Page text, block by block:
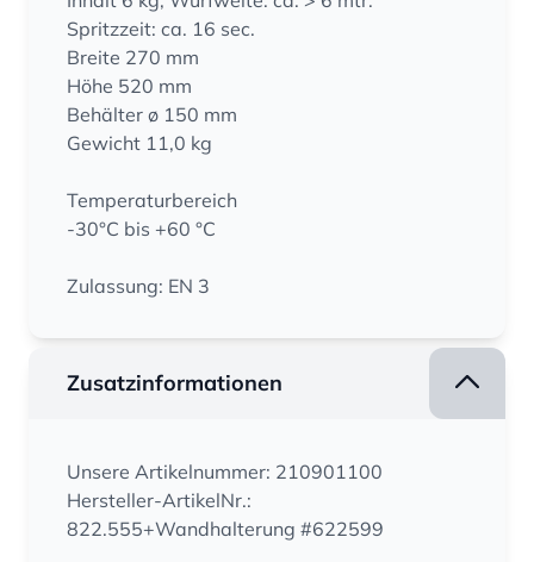
Spritzzeit: ca. 16 sec.
Breite 270 mm
Höhe 520 mm
Behälter ø 150 mm
Gewicht 11,0 kg
Temperaturbereich
-30°C bis +60 °C
Zulassung: EN 3
Zusatzinformationen
Unsere Artikelnummer: 210901100
Hersteller-ArtikelNr.:
822.555+Wandhalterung #622599